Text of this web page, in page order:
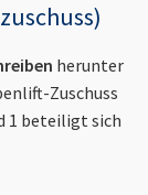
herunter
Zuschuss
1 beteiligt sich